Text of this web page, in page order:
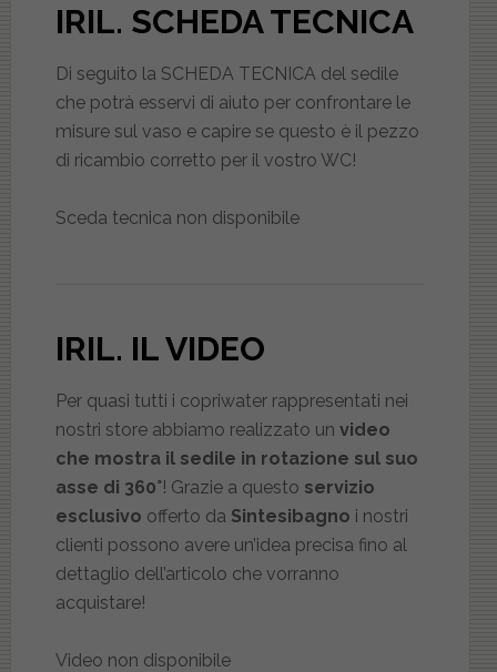
IRIL. SCHEDA TECNICA
Di seguito la SCHEDA TECNICA del sedile
che potrà esservi di aiuto per confrontare le
misure sul vaso e capire se questo è il pezzo
di ricambio corretto per il vostro WC!
Sceda tecnica non disponibile
IRIL. IL VIDEO
Per quasi tutti i copriwater rappresentati nei
nostri store abbiamo realizzato un video
che mostra il sedile in rotazione sul suo
asse di 360°! Grazie a questo servizio
esclusivo offerto da Sintesibagno i nostri
clienti possono avere un’idea precisa fino al
dettaglio dell’articolo che vorranno
acquistare!
Video non disponibile